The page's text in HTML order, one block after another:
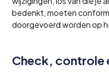
bedenkt, moeten
doorgevoerd worden op
Check, controle